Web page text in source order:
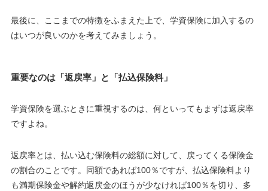
最後に、ここまでの特徴をふまえた上で、学資保険に加入するの
はいつが良いのかを考えてみましょう。
重要なのは「返戻率」と「払込保険料」
学資保険を選ぶときに重視するのは、何といってもまずは返戻率
ですよね。
返戻率とは、 払い込む保険料の総額に対して、戻ってくる保険金
の割合のことです。同額であれば100％ですが、払込保険料より
も満期保険金や解約返戻金のほうが少なければ100％を切り、多